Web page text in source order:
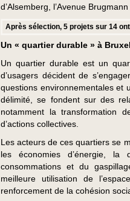
d’Alsemberg, l’Avenue
Après sélection, 5 projets sur 14
Un « quartier durable » à
Un quartier durable est un
d’usagers décident de
questions environnementales et
délimité, se fondent sur des
notamment la transformation
d’actions collectives.
Les acteurs de ces quartiers se
les économies d’énergie, la
consommations et du
meilleure utilisation de
renforcement de la cohésion